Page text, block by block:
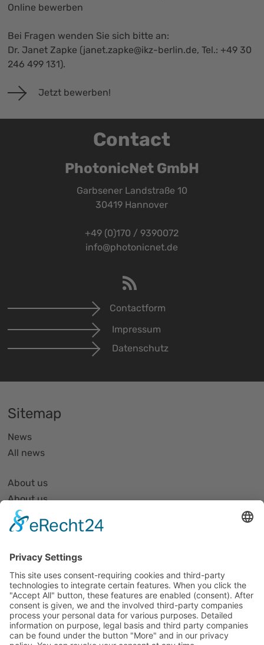
Online bewerben
Bei Fragen wenden Sie sich bitte an:
Dr. Janet Zapke (janet.zapke@ikz-berlin.de, Tel.: +49 30
246 499 131).
Jetzt bewerben!
Contact
PhotonicNet GmbH
Garbsener Landstraße 10
30419 Hannover
+49 (0)170 / 9390072
info@photonicnet.de
Contactform
Impressum
Datenschutz
Sitemap
News
All news
About us
About us
Organization and Structure
Partner list and partner profiles
Events
All events
Jobs
Alle Jobs